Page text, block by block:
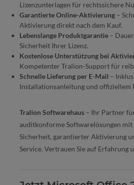
Lizenzunterlagen für rechtssichere
Garantierte Online-Aktivierung –
Aktivierung direkt nach dem Kauf.
Lebenslange Produktgarantie –
Sicherheit Ihrer Lizenz.
Kostenlose Unterstützung bei
Kompetenter Tralion-Support für
Schnelle Lieferung per E-Mail –
Installationsanleitung und offiziellem
Tralion Softwarehaus – Ihr Partner
auditkonforme Softwarelösungen mit
Sicherheit, garantierter Aktivierung
Service. Vertrauen Sie auf Erfahrung